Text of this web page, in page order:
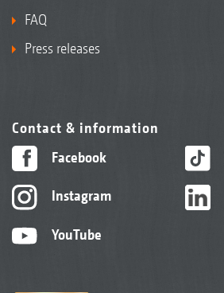
FAQ
Press releases
Contact & information
Facebook
Instagram
YouTube